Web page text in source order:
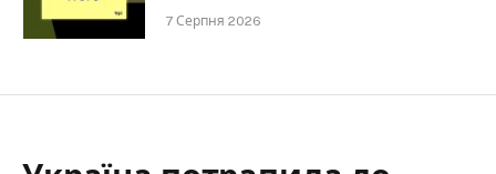
7 Серпня 2026